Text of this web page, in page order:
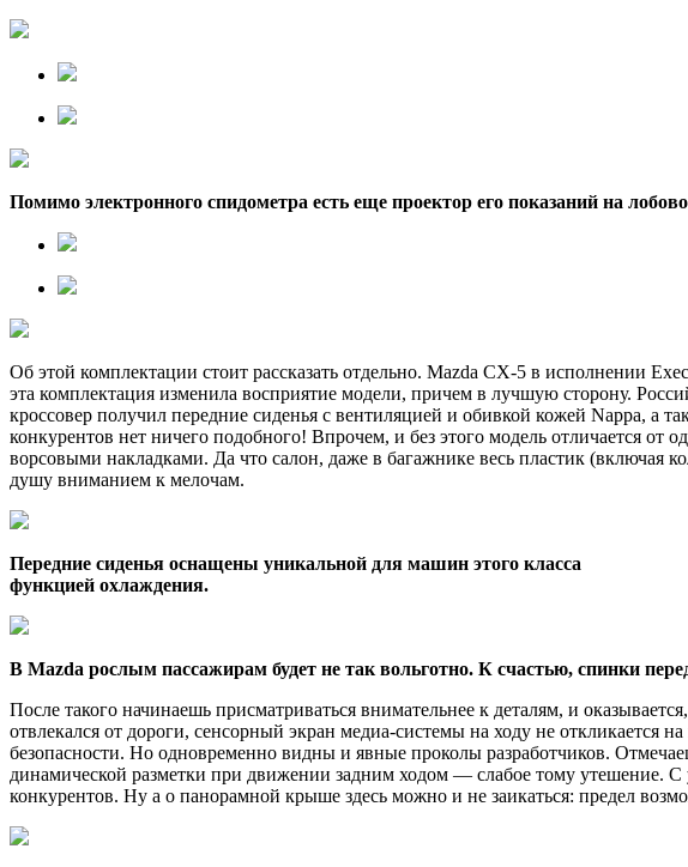
Помимо электронного спидометра есть еще проектор его показаний на
Об этой комплектации стоит рассказать отдельно. Mazda CX-5 в исполнении
эта комплектация изменила восприятие модели, причем в лучшую сторону.
кроссовер получил передние сиденья с вентиляцией и обивкой кожей Nappa, а
конкурентов нет ничего подобного! Впрочем, и без этого модель отличается от
ворсовыми накладками. Да что салон, даже в багажнике весь пластик (включая
душу вниманием к мелочам.
Передние сиденья оснащены уникальной для машин этого класса
функцией охлаждения.
В Mazda рослым пассажирам будет не так вольготно. К счастью, спинки
После такого начинаешь присматриваться внимательнее к деталям, и
отвлекался от дороги, сенсорный экран медиа-системы на ходу не
безопасности. Но одновременно видны и явные проколы разработчиков.
динамической разметки при движении задним ходом — слабое тому утешение.
конкурентов. Ну а о панорамной крыше здесь можно и не заикаться: предел